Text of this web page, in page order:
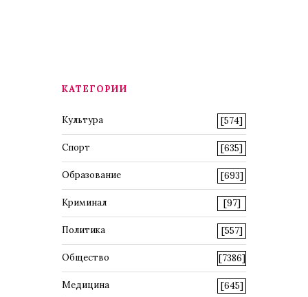
КАТЕГОРИИ
Культура [574]
Спорт [635]
Образование [693]
Криминал [97]
Политика [557]
Общество [7386]
Медицина [645]